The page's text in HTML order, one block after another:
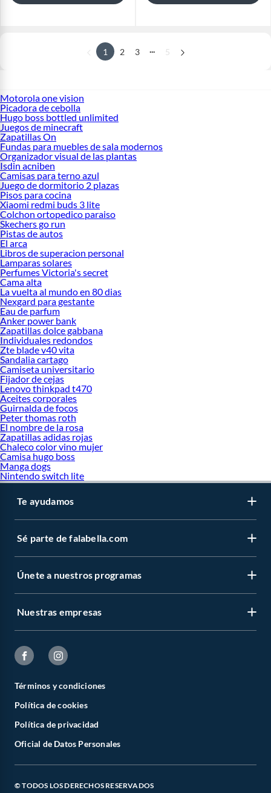
1 2 3 ... 5
Motorola one vision
Picadora de cebolla
Hugo boss bottled unlimited
Juegos de minecraft
Zapatillas On
Fundas para muebles de sala modernos
Organizador visual de las plantas
Isdin acniben
Camisas para terno azul
Juego de dormitorio 2 plazas
Pisos para cocina
Xiaomi redmi buds 3 lite
Colchon ortopedico paraiso
Skechers go run
Pistas de autos
El arca
Libros de superacion personal
Lamparas solares
Perfumes Victoria's secret
Cama alta
La vuelta al mundo en 80 dias
Nexgard para gestante
Eau de parfum
Anker power bank
Zapatillas dolce gabbana
Individuales redondos
Zte blade v40 vita
Sandalia cartago
Camiseta universitario
Fijador de cejas
Lenovo thinkpad t470
Aceites corporales
Guirnalda de focos
Peter thomas roth
El nombre de la rosa
Zapatillas adidas rojas
Chaleco color vino mujer
Camisa hugo boss
Manga dogs
Nintendo switch lite
Te ayudamos
Sé parte de falabella.com
Únete a nuestros programas
Nuestras empresas
Términos y condiciones
Política de cookies
Política de privacidad
Oficial de Datos Personales
© TODOS LOS DERECHOS RESERVADOS